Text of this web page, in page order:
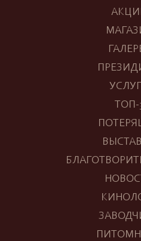
ТОП-